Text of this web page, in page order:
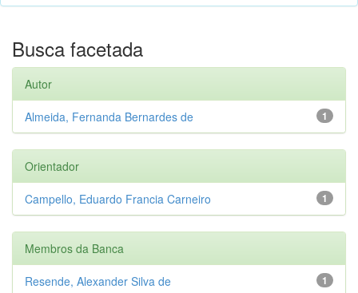
Busca facetada
Autor
1
Almeida, Fernanda Bernardes de
Orientador
1
Campello, Eduardo Francia Carneiro
Membros da Banca
1
Resende, Alexander Silva de